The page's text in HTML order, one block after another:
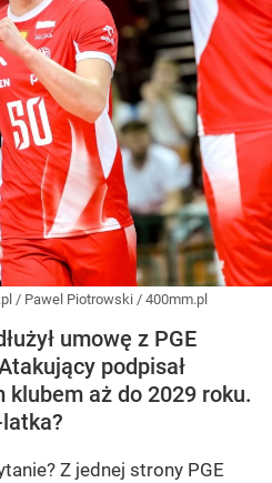
/ Pawel Piotrowski / 400mm.pl
umowę z PGE
podpisał
klubem aż do 2029 roku.
Z jednej strony PGE